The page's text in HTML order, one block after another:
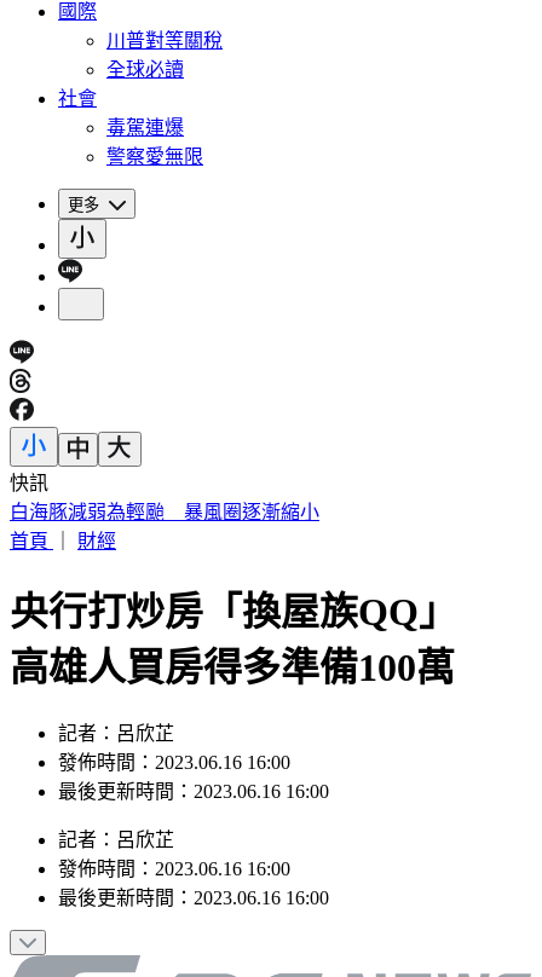
國際
川普對等關稅
全球必讀
社會
毒駕連爆
警察愛無限
更多
快訊
輕度颱風「琵鷺」生成！洋面三颱共舞 最新路徑曝
首頁
財經
央行打炒房「換屋族QQ」
高雄人買房得多準備100萬
記者：呂欣芷
發佈時間：2023.06.16 16:00
最後更新時間：2023.06.16 16:00
記者 ： 呂欣芷
發佈時間： 2023.06.16 16:00
最後更新時間： 2023.06.16 16:00